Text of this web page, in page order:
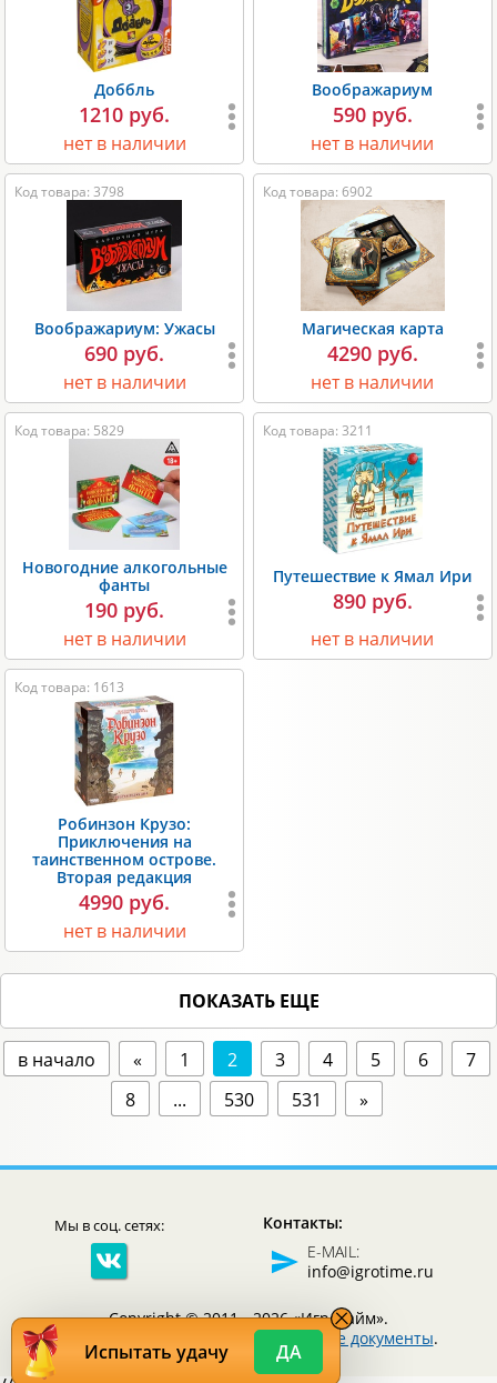
Доббль
1210 руб.
нет в наличии
Воображариум
590 руб.
нет в наличии
Код товара: 3798
Воображариум: Ужасы
690 руб.
нет в наличии
Код товара: 6902
Магическая карта
4290 руб.
нет в наличии
Код товара: 5829
Новогодние алкогольные
фанты
190 руб.
нет в наличии
Код товара: 3211
Путешествие к Ямал Ири
890 руб.
нет в наличии
Код товара: 1613
Робинзон Крузо:
Приключения на
таинственном острове.
Вторая редакция
4990 руб.
нет в наличии
ПОКАЗАТЬ ЕЩЕ
в начало « 1 2 3 4 5 6
7
8
... 530 531 »
Мы в соц. сетях:
Контакты:
E-MAIL:
info@igrotime.ru
Copyright © 2011 - 2026 «Игротайм».
Юридические документы.
Испытать удачу ДА